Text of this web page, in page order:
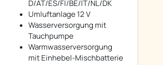
D/AT/ES/FI/BE/IT/NL/DK
Umluftanlage 12 V
Wasserversorgung mit
Tauchpumpe
Warmwasserversorgung
mit Einhebel-Mischbatterie